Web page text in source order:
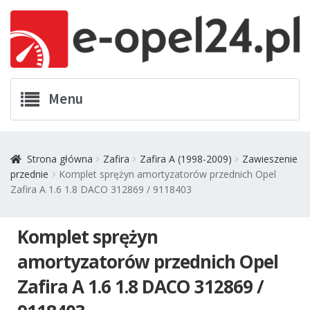
nawigacji
treści
Menu
Zamówienia
Koszyk
Promocje
Strona główna Zafira Zafira A (1998-2009)
Zawieszenie
przednie
Komplet sprężyn amortyzatorów przednich Opel
Zafira A 1.6 1.8 DACO 312869 / 9118403
Komplet sprężyn
amortyzatorów przednich Opel
Zafira A 1.6 1.8 DACO 312869 /